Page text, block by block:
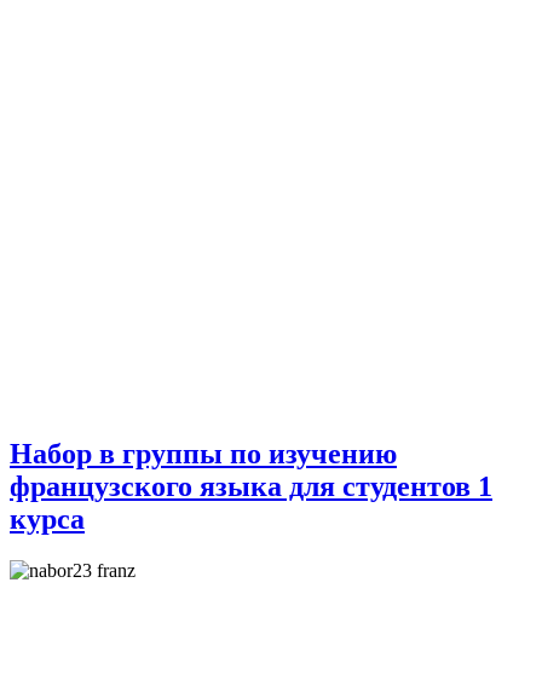
Набор в группы по изучению
французского языка для студентов 1
курса